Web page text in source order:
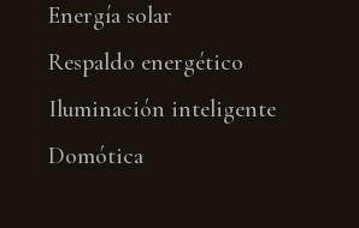
Energía solar
Respaldo energético
Iluminación inteligente
Domótica